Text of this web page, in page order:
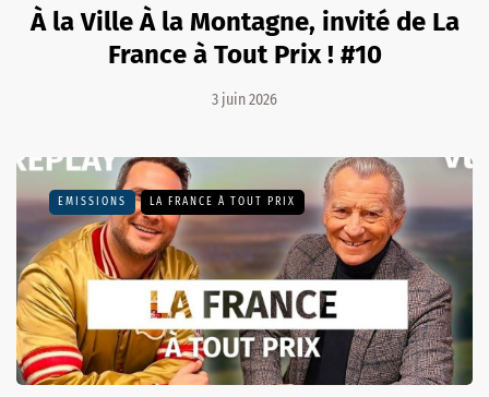
À la Ville À la Montagne, invité de La
France à Tout Prix ! #10
3 juin 2026
EMISSIONS LA FRANCE À TOUT PRIX